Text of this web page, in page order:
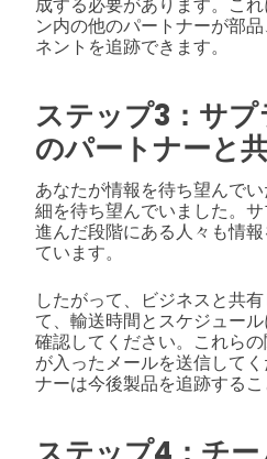
ン内の他のパートナーが部
ネントを追跡できます。
ステップ3：サ
のパートナーと
あなたが情報を待ち望んで
細を待ち望んでいました。
進んだ段階にある人々も情
ています。
したがって、ビジネスと共
て、輸送時間とスケジュー
確認してください。 これら
が入ったメールを送信して
ナーは今後製品を追跡するこ